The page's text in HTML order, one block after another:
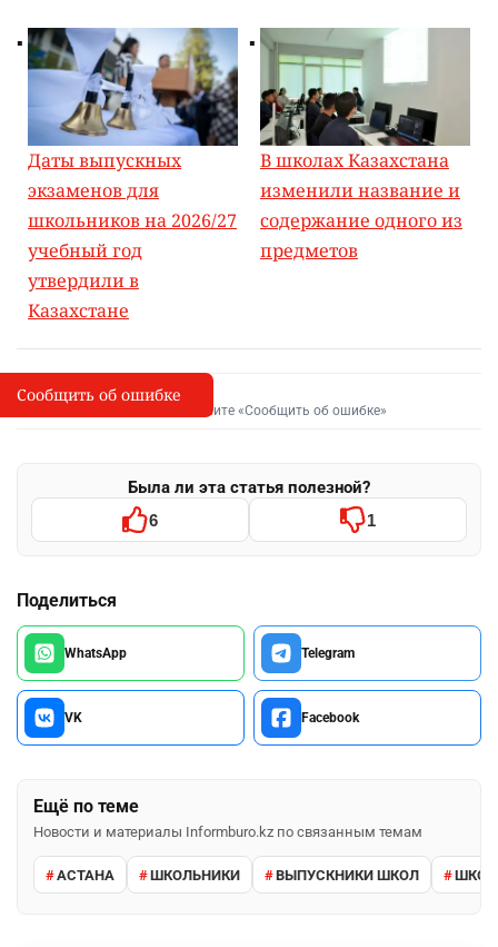
Даты выпускных
экзаменов для
школьников на 2026/27
учебный год
утвердили в
Казахстане
В школах Казахстана
изменили название и
содержание одного из
предметов
I
Сообщить об опечатке
Выделите фрагмент и нажмите «Сообщить об ошибке»
Была ли эта статья полезной?
6 1
Поделиться
WhatsApp Telegram
VK Facebook
Ещё по теме
Новости и материалы Informburo.kz по связанным темам
АСТАНА ШКОЛЬНИКИ ВЫПУСКНИКИ ШКОЛ
Сообщить об ошибке